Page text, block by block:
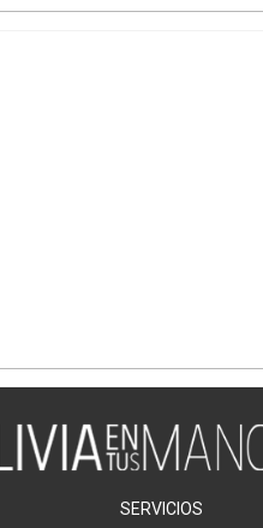
SERVICIOS